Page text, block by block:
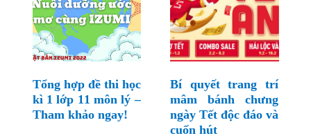
Tổng hợp đề thi học
kì 1 lớp 11 môn lý –
Tham khảo ngay!
Bí quyết trang trí
mâm bánh chưng
ngày Tết độc đáo và
cuốn hút